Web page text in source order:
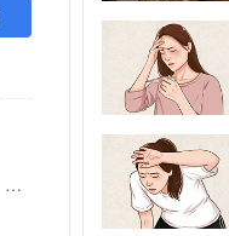
【功能主治】 滋阴清热，安神除烦。用于绝经期前后诸证。阴虚火旺者，症见潮热面红、自汗盗汗、心烦不宁、失眠多梦、头晕耳鸣、腰膝酸软、手足心热；妇女卵巢功能衰退更年期综合征见上述表现者。